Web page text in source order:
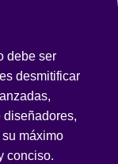
debe ser
desmitificar
máximo
conciso.